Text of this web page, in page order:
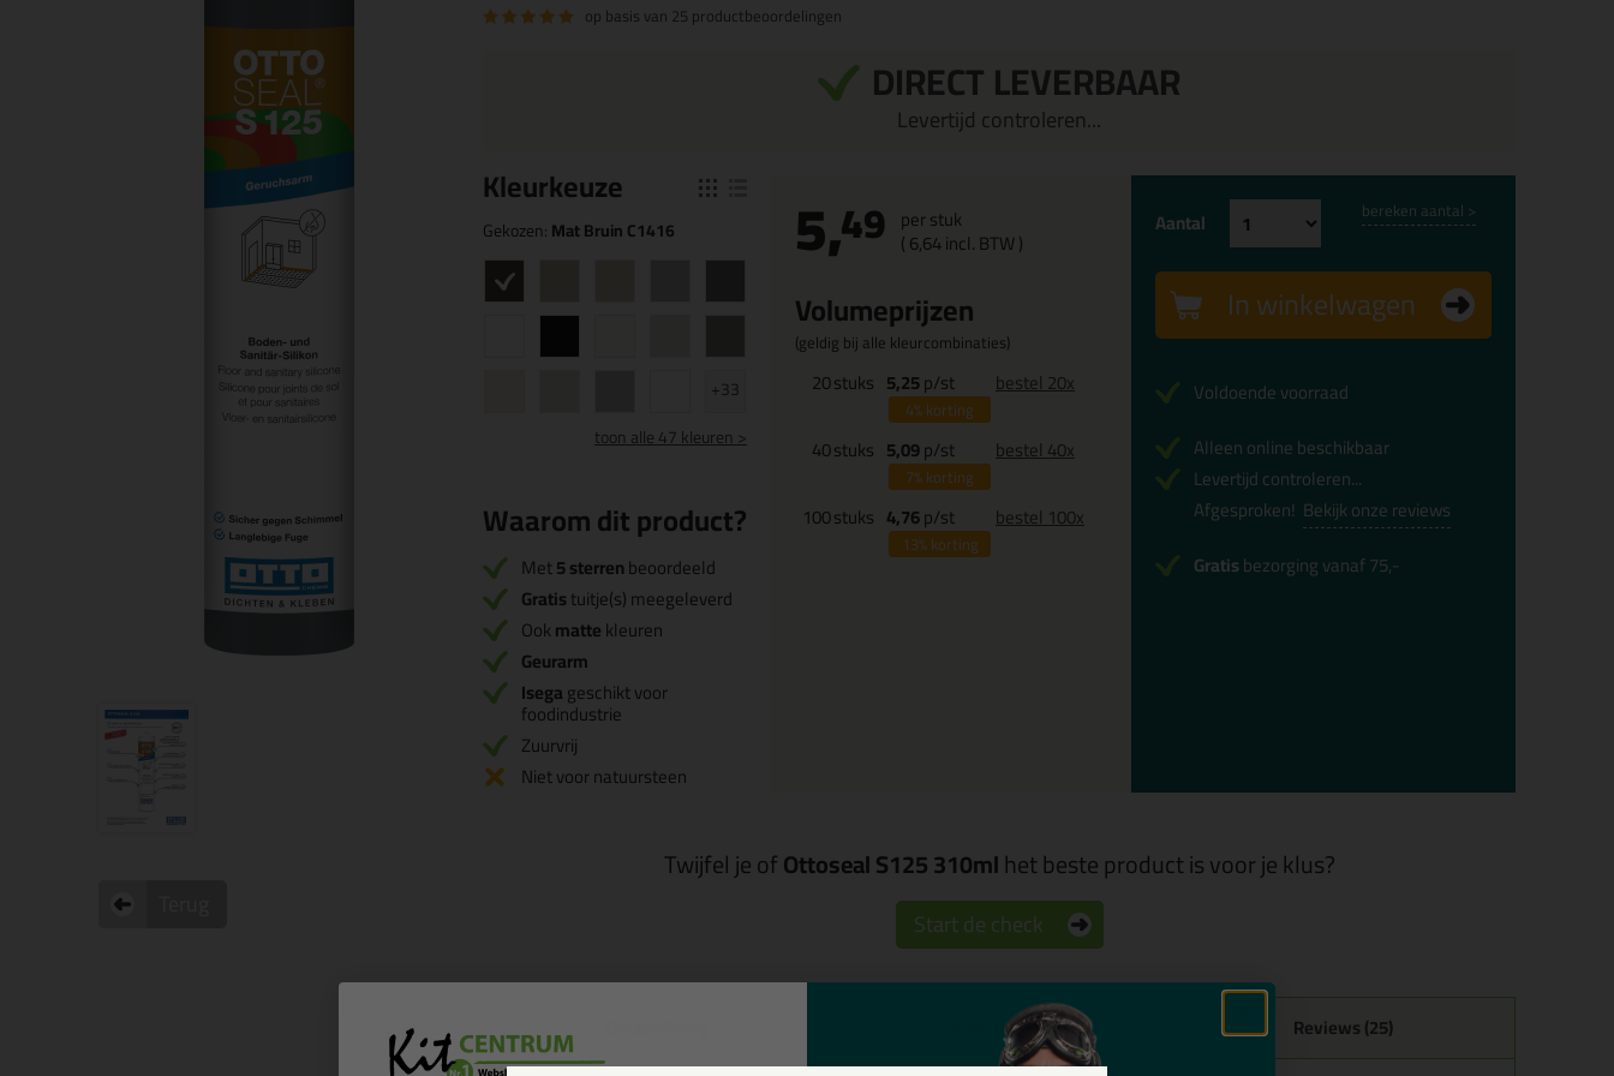
op basis van 25 productbeoordelingen
DIRECT LEVERBAAR
Levertijd controleren...
Kleurkeuze
Gekozen:Mat Bruin C1416
+33
toonalle 47 kleuren >
Waarom dit product?
Met5 sterrenbeoordeeld
Gratistuitje(s) meegeleverd
Ookmattekleuren
Geurarm
Isegageschikt voor
foodindustrie
Zuurvrij
Niet voor natuursteen
5,49 per stuk
(6,64incl. BTW )
Volumeprijzen
(geldig bij alle kleurcombinaties)
20stuks 5,25p/st
4%korting
bestel 20x
40stuks 5,09p/st
7%korting
bestel 40x
100stuks 4,76p/st
13%korting
bestel 100x
Aantal bereken aantal >
In winkelwagen
Voldoende voorraad
Alleen online beschikbaar
Levertijd controleren...
Afgesproken! Bekijk onze reviews
Gratisbezorging vanaf 75,-
Twijfel je ofOttoseal S125 310mlhet beste product is voor je klus?
Start de check
Specificaties Reviews (25)